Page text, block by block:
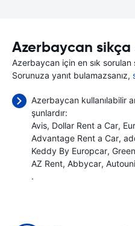
Azerbaycan
Azerbaycan için en sık
Sorunuza yanıt bulamazsanız,
Azerbaycan kullanılabilir
şunlardır:
Avis Dollar Rent a Car
Advantage Rent a Car
Keddy By Europcar
AZ Rent Abbycar
.